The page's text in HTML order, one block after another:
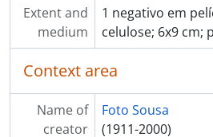
[Item] Carnaval,
[Item] Carnaval,
[Item] Carnaval,
[Item] Carnaval,
[Item] Carnaval,
[Item] Carnaval,
Extent and
medium
1 negativo em
celulose; 6x9 cm;
Context area
Name of
creator
Foto Sousa
(1911-2000)